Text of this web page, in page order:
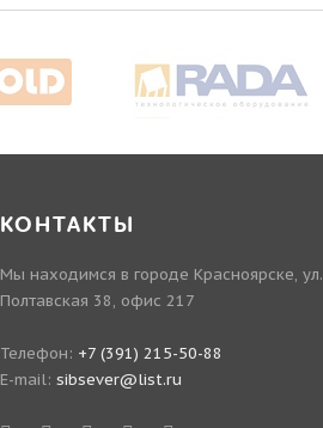
КОНТАКТЫ
Мы находимся в городе Красноярске, ул.
Полтавская 38, офис 217
Телефон: +7 (391) 215-50-88
E-mail: sibsever@list.ru